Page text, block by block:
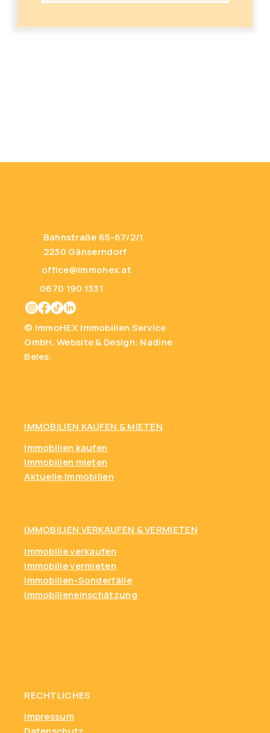
RECHTLICHES
Impressum
Bahnstraße 65-67/2/1
2230 Gänserndorf
office@immohex.at
0670 190 1331
© ImmoHEX Immobilien Service
GmbH.Website & Design: Nadine
Beles.
IMMOBILIEN VERKAUFEN & VERMIETEN
Immobilie verkaufen
Immobilie vermieten
Immobilien-Sonderfälle
Immobilieneinschätzung
IMMOBILIEN KAUFEN & MIETEN
Immobilien kaufen
Immobilien mieten
Aktuelle Immobilien